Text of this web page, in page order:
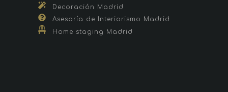
Decoración Madrid
Asesoría de Interiorismo Madrid
Home staging Madrid